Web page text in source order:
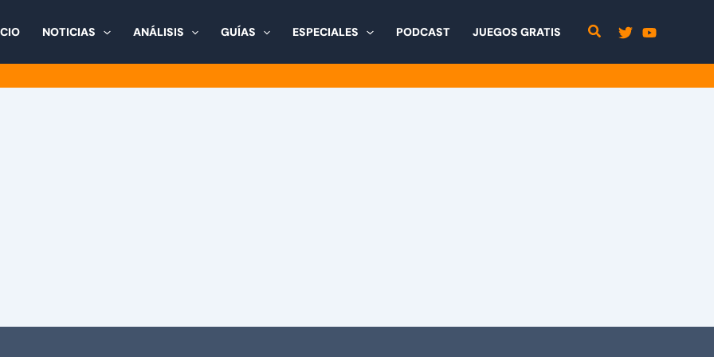
NOTICIAS ANÁLISIS GUÍAS ESPECIALES PODCAST JUEGOS GRATIS